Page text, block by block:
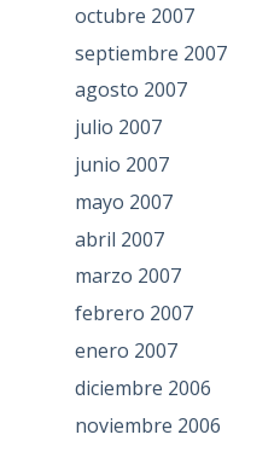
octubre 2007
septiembre 2007
agosto 2007
julio 2007
junio 2007
mayo 2007
abril 2007
marzo 2007
febrero 2007
enero 2007
diciembre 2006
noviembre 2006